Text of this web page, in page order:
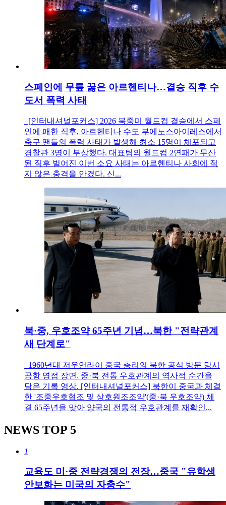
스페인에 무릎 꿇은 아르헨티나…결승 직후 수
도서 폭력 사태
[인터내셔널포커스] 2026 북중미 월드컵 결승에서 스페
인에 패한 직후, 아르헨티나 수도 부에노스아이레스에서
축구 팬들의 폭력 사태가 발생해 최소 15명이 체포되고
경찰관 3명이 부상했다. 대표팀의 월드컵 2연패가 무산
된 직후 벌어진 이번 소요 사태는 아르헨티나 사회에 적
지 않은 충격을 안겼다. 신...
북·중, 우호조약 65주년 기념…북한 "전략관계
새 단계로"
1960년대 저우언라이 중국 총리의 북한 공식 방문 당시
공항 영접 장면. 중·북 전통 우호관계의 역사적 순간을
담은 기록 영상. [인터내셔널포커스] 북한이 중국과 체결
한 '조중우호협조 및 상호원조조약'(중·북 우호조약) 체
결 65주년을 맞아 양국의 전통적 우호관계를 재확인...
NEWS TOP 5
1
교육도 미·중 전략경쟁의 전장…중국 "유학생
안보화는 미국의 자충수"